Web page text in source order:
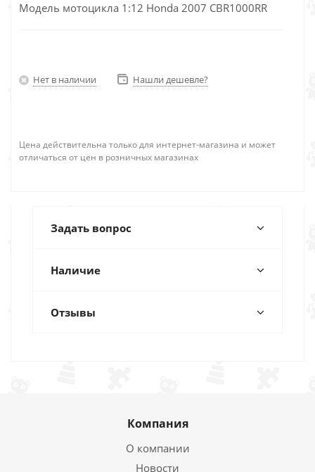
Модель мотоцикла 1:12 Honda 2007 CBR1000RR
Нет в наличии Нашли дешевле?
Цена действительна только для интернет-магазина и может
отличаться от цен в розничных магазинах
Задать вопрос
Наличие
Отзывы
Компания
О компании
Новости